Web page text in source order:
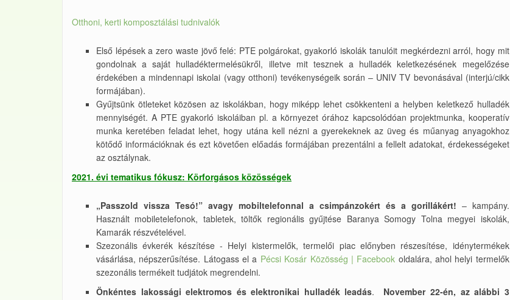
Otthoni, kerti komposztálási tudnivalók
Első lépések a zero waste jövő felé: PTE polgárokat, gyakorló iskolák tanulóit megkérdezni arról, hogy mit
gondolnak a saját hulladéktermelésükről, illetve mit tesznek a hulladék keletkezésének megelőzése
érdekében a mindennapi iskolai (vagy otthoni) tevékenységeik során – UNIV TV bevonásával (interjú/cikk
formájában).
Gyűjtsünk ötleteket közösen az iskolákban, hogy miképp lehet csökkenteni a helyben keletkező hulladék
mennyiségét. A PTE gyakorló iskoláiban pl. a környezet órához kapcsolódóan projektmunka, kooperatív
munka keretében feladat lehet, hogy utána kell nézni a gyerekeknek az üveg és műanyag anyagokhoz
kötődő információknak és ezt követően előadás formájában prezentálni a fellelt adatokat, érdekességeket
az osztálynak.
2021. évi tematikus fókusz: Körforgásos közösségek
„Passzold vissza Tesó!” avagy mobiltelefonnal a csimpánzokért és a gorillákért! – kampány.
Használt mobiletelefonok, tabletek, töltők regionális gyűjtése Baranya Somogy Tolna megyei iskolák,
Kamarák részvételével.
Szezonális évkerék készítése - Helyi kistermelők, termelői piac előnyben részesítése, idénytermékek
vásárlása, népszerűsítése. Látogass el a Pécsi Kosár Közösség | Facebook oldalára, ahol helyi termelők
szezonális termékeit tudjátok megrendelni.
Önkéntes lakossági elektromos és elektronikai hulladék leadás. November 22-én, az alábbi 3